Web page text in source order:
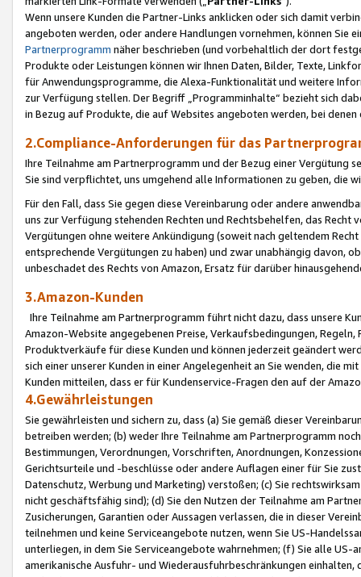
Wenn unsere Kunden die Partner-Links anklicken oder sich damit
angeboten werden, oder andere Handlungen vornehmen, können Sie
Partnerprogramm näher beschrieben (und vorbehaltlich der dort
Produkte oder Leistungen können wir Ihnen Daten, Bilder, Texte,
für Anwendungsprogramme, die Alexa-Funktionalität und weitere
zur Verfügung stellen. Der Begriff „Programminhalte“ bezieht sich
in Bezug auf Produkte, die auf Websites angeboten werden, bei
2.Compliance-Anforderungen für das
Ihre Teilnahme am Partnerprogramm und der Bezug einer Vergütung
Sie sind verpflichtet, uns umgehend alle Informationen zu geben, die
Für den Fall, dass Sie gegen diese Vereinbarung oder andere
uns zur Verfügung stehenden Rechten und Rechtsbehelfen, das
Vergütungen ohne weitere Ankündigung (soweit nach geltendem
entsprechende Vergütungen zu haben) und zwar unabhängig davon,
unbeschadet des Rechts von Amazon, Ersatz für darüber
3.Amazon-Kunden
Ihre Teilnahme am Partnerprogramm führt nicht dazu, dass unsere
Amazon-Website angegebenen Preise, Verkaufsbedingungen,
Produktverkäufe für diese Kunden und können jederzeit geändert
sich einer unserer Kunden in einer Angelegenheit an Sie wenden, die
Kunden mitteilen, dass er für Kundenservice-Fragen den auf der
4.Gewährleistungen
Sie gewährleisten und sichern zu, dass (a) Sie gemäß dieser
betreiben werden; (b) weder Ihre Teilnahme am Partnerprogramm
Bestimmungen, Verordnungen, Vorschriften, Anordnungen,
Gerichtsurteile und -beschlüsse oder andere Auflagen einer für Sie
Datenschutz, Werbung und Marketing) verstoßen; (c) Sie
nicht geschäftsfähig sind); (d) Sie den Nutzen der Teilnahme am
Zusicherungen, Garantien oder Aussagen verlassen, die in dieser
teilnehmen und keine Serviceangebote nutzen, wenn Sie US-
unterliegen, in dem Sie Serviceangebote wahrnehmen; (f) Sie alle
amerikanische Ausfuhr- und Wiederausfuhrbeschränkungen